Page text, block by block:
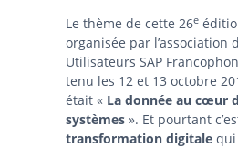
Le thème de cette 26e
organisée par l’association
Utilisateurs SAP
tenu les 12 et 13 octobre
était « La donnée au cœur
systèmes ». Et pourtant
transformation digitale